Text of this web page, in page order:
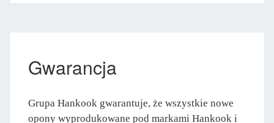
Gwarancja
Grupa Hankook gwarantuje, że wszystkie nowe
opony wyprodukowane pod markami Hankook i